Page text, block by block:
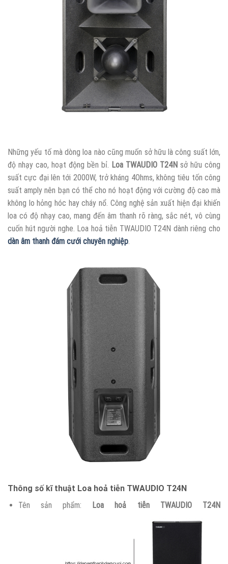
Những yếu tố mà dòng loa nào cũng muốn sở hữu là công suất lớn,
độ nhạy cao, hoạt động bền bỉ. Loa TWAUDIO T24N sở hữu công
suất cực đại lên tới 2000W, trở kháng 4Ohms, không tiêu tốn công
suất amply nên bạn có thể cho nó hoạt động với cường độ cao mà
không lo hỏng hóc hay cháy nổ. Công nghệ sản xuất hiện đại khiến
loa có độ nhạy cao, mang đến âm thanh rõ ràng, sắc nét, vô cùng
cuốn hút người nghe. Loa hoả tiễn TWAUDIO T24N dành riêng cho
dàn âm thanh đám cưới chuyên nghiệp.
Thông số kĩ thuật Loa hoả tiễn TWAUDIO T24N
Tên sản phẩm: Loa hoả tiễn TWAUDIO T24N